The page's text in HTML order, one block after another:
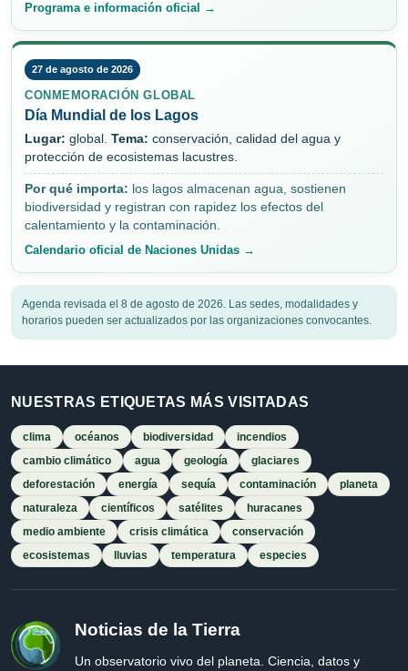
Programa e información oficial →
27 de agosto de 2026
CONMEMORACIÓN GLOBAL
Día Mundial de los Lagos
Lugar: global. Tema: conservación, calidad del agua y
protección de ecosistemas lacustres.
Por qué importa: los lagos almacenan agua, sostienen
biodiversidad y registran con rapidez los efectos del
calentamiento y la contaminación.
Calendario oficial de Naciones Unidas →
Agenda revisada el 8 de agosto de 2026. Las sedes, modalidades y
horarios pueden ser actualizados por las organizaciones convocantes.
NUESTRAS ETIQUETAS MÁS VISITADAS
clima océanos biodiversidad
incendios
cambio climático
agua geología
glaciares
deforestación
energía sequía contaminación
planeta
naturaleza
científicos satélites
huracanes
medio ambiente
crisis climática
conservación
ecosistemas
lluvias temperatura especies
Noticias de la Tierra
Un observatorio vivo del planeta. Ciencia, datos y